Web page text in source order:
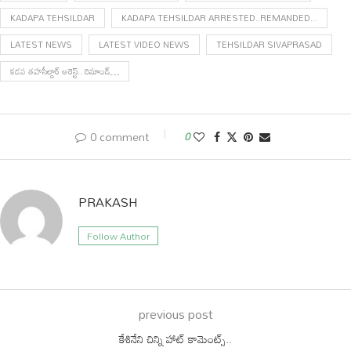
KADAPA TEHSILDAR
KADAPA TEHSILDAR ARRESTED..REMANDED...
LATEST NEWS
LATEST VIDEO NEWS
TEHSILDAR SIVAPRASAD
కడప తహసీల్దార్ అరెస్ట్.. రిమాండ్…
0 comment 0
PRAKASH
Follow Author
previous post
కేశినేని చిన్ని హాట్ కామెంట్స్..